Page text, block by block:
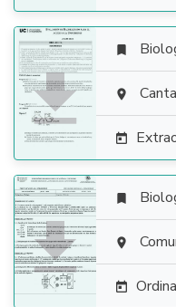







